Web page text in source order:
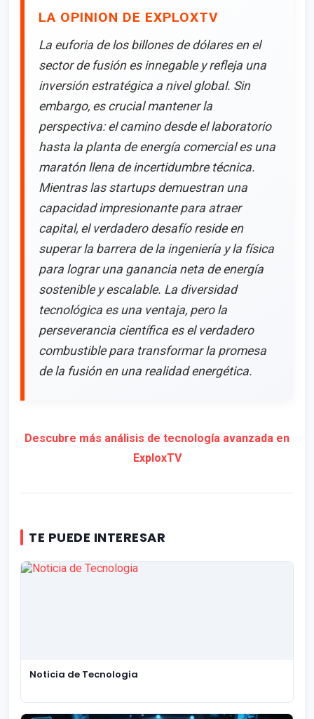
LA OPINION DE EXPLOXTV
La euforia de los billones de dólares en el
sector de fusión es innegable y refleja una
inversión estratégica a nivel global. Sin
embargo, es crucial mantener la
perspectiva: el camino desde el laboratorio
hasta la planta de energía comercial es una
maratón llena de incertidumbre técnica.
Mientras las startups demuestran una
capacidad impresionante para atraer
capital, el verdadero desafío reside en
superar la barrera de la ingeniería y la física
para lograr una ganancia neta de energía
sostenible y escalable. La diversidad
tecnológica es una ventaja, pero la
perseverancia científica es el verdadero
combustible para transformar la promesa
de la fusión en una realidad energética.
Descubre más análisis de tecnología avanzada en
ExploxTV
TE PUEDE INTERESAR
Noticia de Tecnologia